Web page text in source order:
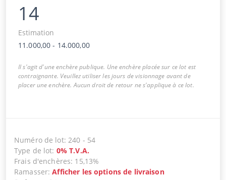
14
Estimation
11.000,00 - 14.000,00
Il s'agit d'une enchère publique. Une enchère placée sur ce lot est
contraignante. Veuillez utiliser les jours de visionnage avant de
placer une enchère. Aucun droit de retour ne s'applique à ce lot.
Numéro de lot:240 - 54
Type de lot: 0% T.V.A.
Frais d'enchères: 15,13%
Ramasser:Afficher les options de livraison